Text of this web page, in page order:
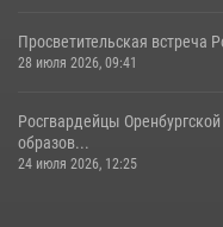
Просветительская встреча
28 июля 2026, 09:41
Росгвардейцы
образов...
24 июля 2026, 12:25